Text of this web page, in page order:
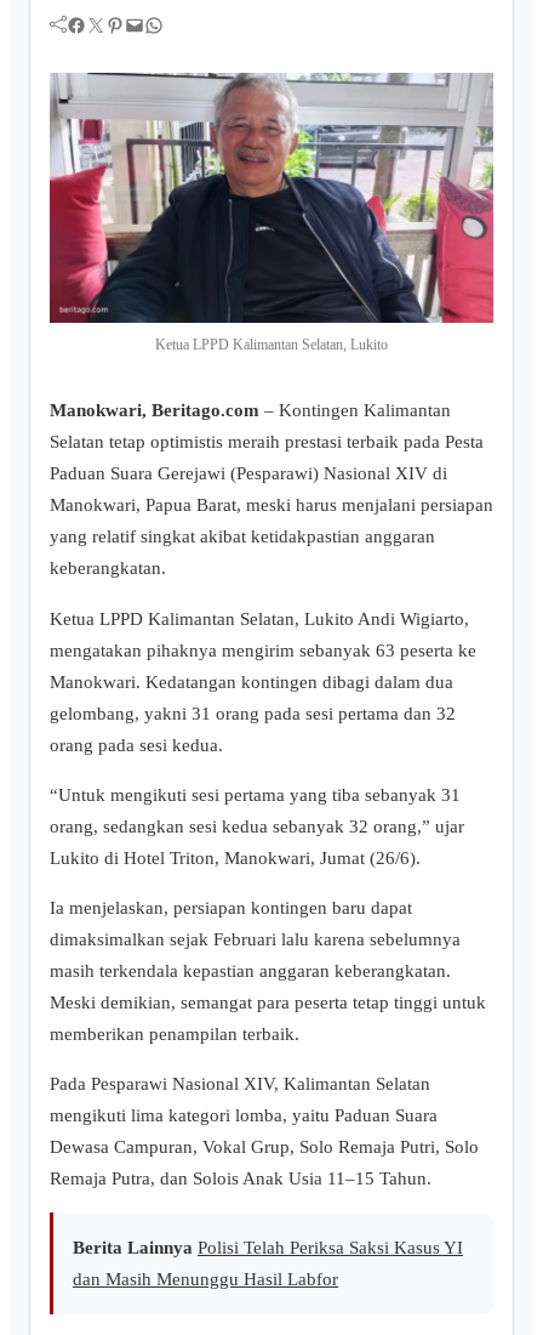
Facebook Twitter Pinterest Mail WhatsApp
Ketua LPPD Kalimantan Selatan, Lukito
Manokwari, Beritago.com – Kontingen Kalimantan
Selatan tetap optimistis meraih prestasi terbaik pada Pesta
Paduan Suara Gerejawi (Pesparawi) Nasional XIV di
Manokwari, Papua Barat, meski harus menjalani persiapan
yang relatif singkat akibat ketidakpastian anggaran
keberangkatan.
‎Ketua LPPD Kalimantan Selatan, Lukito Andi Wigiarto,
mengatakan pihaknya mengirim sebanyak 63 peserta ke
Manokwari. Kedatangan kontingen dibagi dalam dua
gelombang, yakni 31 orang pada sesi pertama dan 32
orang pada sesi kedua.
“Untuk mengikuti sesi pertama yang tiba sebanyak 31
orang, sedangkan sesi kedua sebanyak 32 orang,” ujar
Lukito di Hotel Triton, Manokwari, Jumat (26/6).
‎Ia menjelaskan, persiapan kontingen baru dapat
dimaksimalkan sejak Februari lalu karena sebelumnya
masih terkendala kepastian anggaran keberangkatan.
Meski demikian, semangat para peserta tetap tinggi untuk
memberikan penampilan terbaik.
Pada Pesparawi Nasional XIV, Kalimantan Selatan
mengikuti lima kategori lomba, yaitu Paduan Suara
Dewasa Campuran, Vokal Grup, Solo Remaja Putri, Solo
Remaja Putra, dan Solois Anak Usia 11–15 Tahun.
Berita Lainnya Polisi Telah Periksa Saksi Kasus YI
dan Masih Menunggu Hasil Labfor